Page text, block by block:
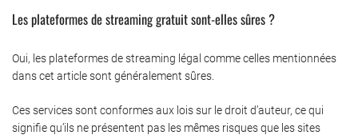
Les plateformes de streaming gratuit sont-elles sûres ?
Oui, les plateformes de streaming légal comme celles mentionnées
dans cet article sont généralement sûres.
Ces services sont conformes aux lois sur le droit d’auteur, ce qui
signifie qu’ils ne présentent pas les mêmes risques que les sites